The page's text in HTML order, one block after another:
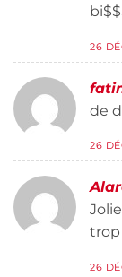
26
de
26
trop
26